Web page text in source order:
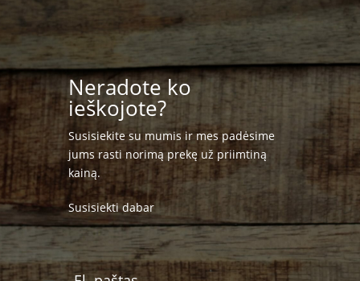
Neradote ko
ieškojote?
Susisiekite su mumis ir mes padėsime
jums rasti norimą prekę už priimtiną
kainą.
Susisiekti dabar